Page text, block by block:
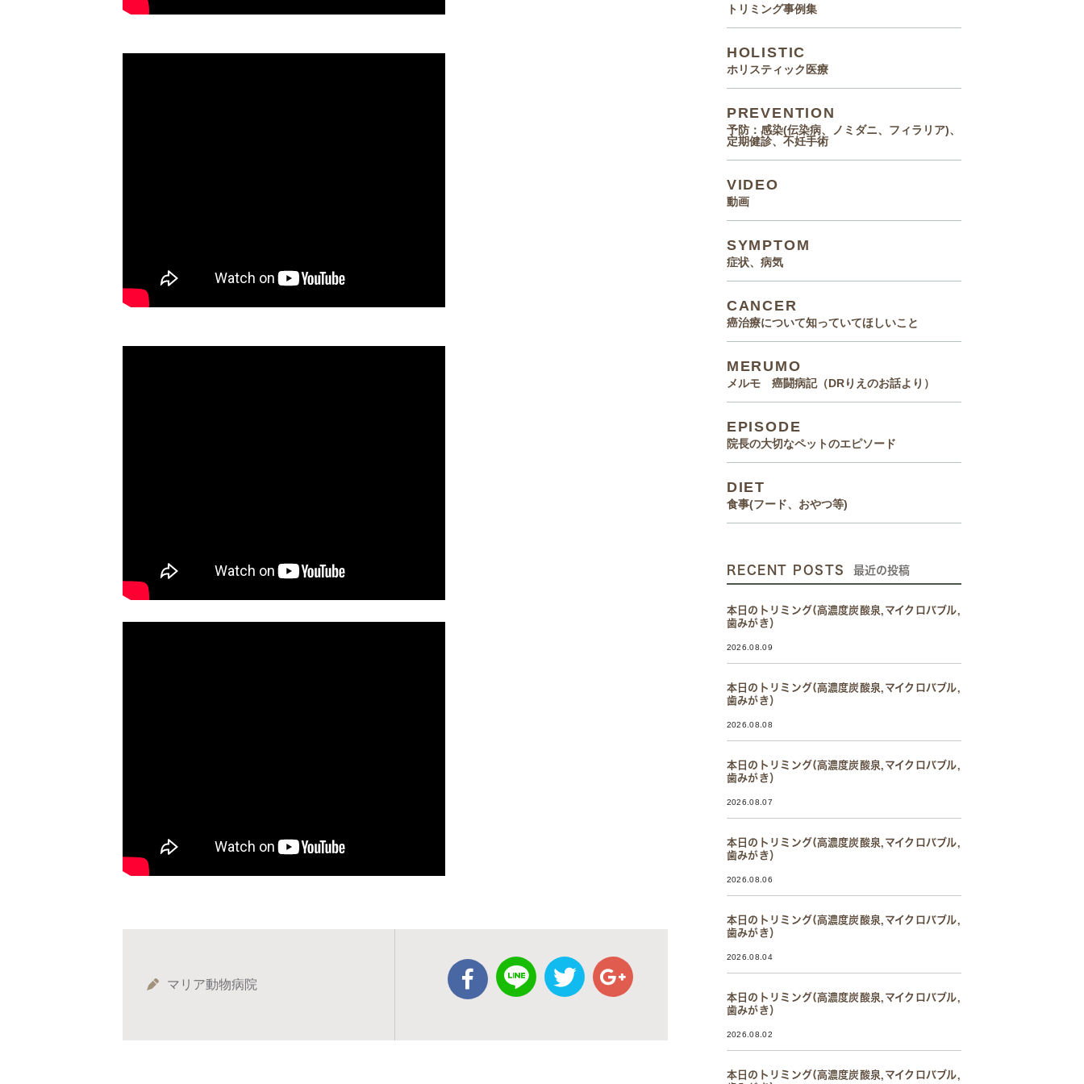
マリア動物病院
トリミング事例集
HOLISTIC
ホリスティック医療
PREVENTION
予防：感染(伝染病、ノミダニ、フィラリア)、
定期健診、不妊手術
VIDEO
動画
SYMPTOM
症状、病気
CANCER
癌治療について知っていてほしいこと
MERUMO
メルモ 癌闘病記（DRりえのお話より）
EPISODE
院長の大切なペットのエピソード
DIET
食事(フード、おやつ等)
RECENT POSTS 最近の投稿
本日のトリミング(高濃度炭酸泉,マイクロバブル,
歯みがき）
2026.08.09
本日のトリミング(高濃度炭酸泉,マイクロバブル,
歯みがき）
2026.08.08
本日のトリミング(高濃度炭酸泉,マイクロバブル,
歯みがき）
2026.08.07
本日のトリミング(高濃度炭酸泉,マイクロバブル,
歯みがき）
2026.08.06
本日のトリミング(高濃度炭酸泉,マイクロバブル,
歯みがき）
2026.08.04
本日のトリミング(高濃度炭酸泉,マイクロバブル,
歯みがき）
2026.08.02
本日のトリミング(高濃度炭酸泉,マイクロバブル,